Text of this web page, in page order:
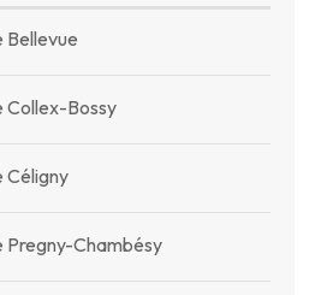
Bellevue
Collex-Bossy
Céligny
Pregny-Chambésy